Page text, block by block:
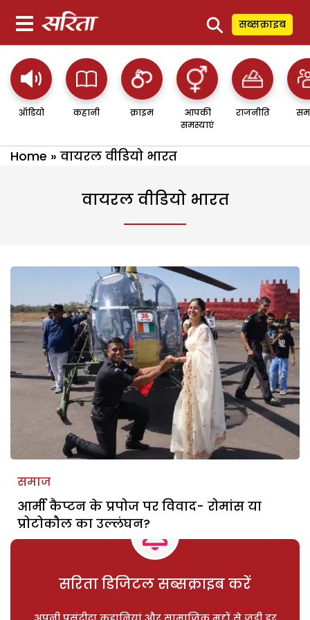
⚲ सब्सक्राइब
ऑडियो कहानी क्राइम
आपकी
समस्याएं
राजनीति
Home » वायरल वीडियो भारत
वायरल वीडियो भारत
समाज
आर्मी कैप्टन के प्रपोज पर विवाद- रोमांस या
प्रोटोकौल का उल्लंघन?
सरिता डिजिटल सब्सक्राइब करें